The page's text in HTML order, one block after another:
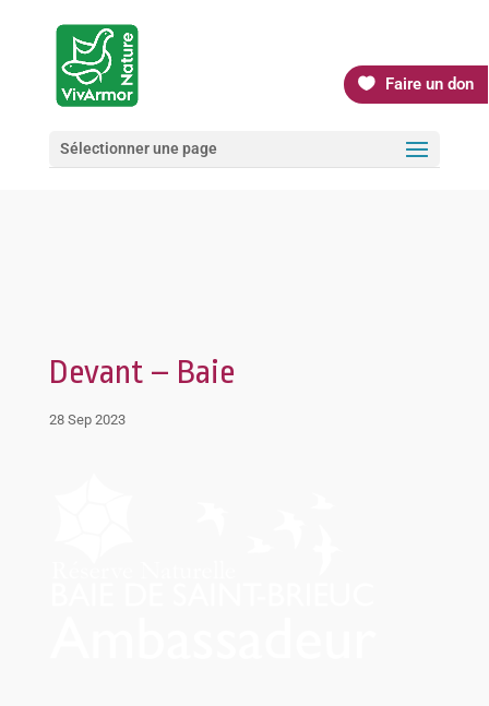
Faire un don
Sélectionner une page
Devant – Baie
28 Sep 2023